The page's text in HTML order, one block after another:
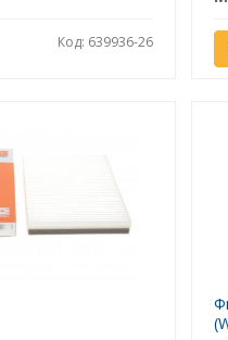
Код: 639936-26